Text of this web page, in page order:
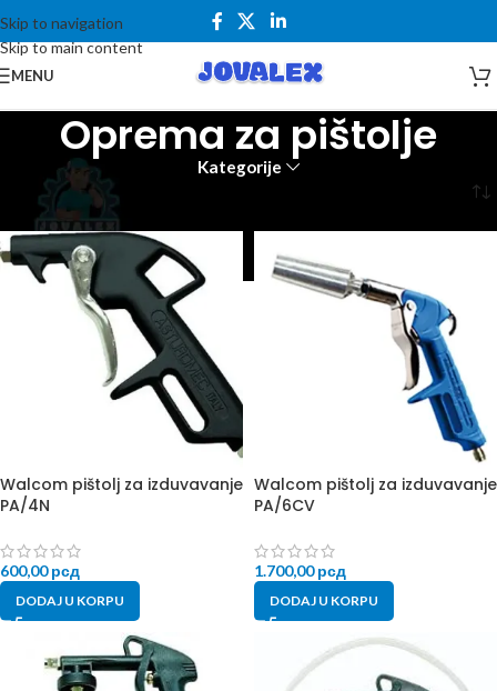
Skip to navigation
Skip to main content
MENU
Oprema za pištolje
Kategorije
Početna Alati i mašine
Walcom pištolj za izduvavanje
PA/4N
600,00рсд
DODAJ U KORPU
Walcom pištolj za izduvavanje
PA/6CV
1.700,00рсд
DODAJ U KORPU